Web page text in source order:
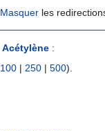
Masquer les
Acétylène :
100 | 250 | 500).